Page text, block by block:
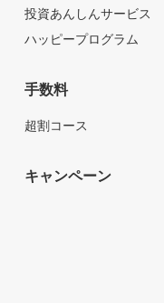
投資あんしんサービス
ハッピープログラム
手数料
超割コース
キャンペーン